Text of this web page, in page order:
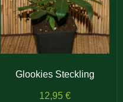
Glookies Steckling
12,95 €